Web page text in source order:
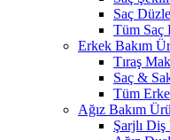
Saç
Tüm Saç
Erkek Bakım
Tıraş
Saç &
Tüm
Ağız Bakım
Şarjlı Diş